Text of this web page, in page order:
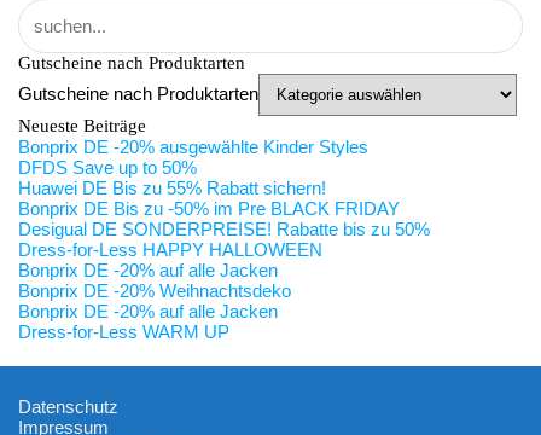
Gutscheine nach Produktarten
Gutscheine nach Produktarten
Neueste Beiträge
Bonprix DE -20% ausgewählte Kinder Styles
DFDS Save up to 50%
Huawei DE Bis zu 55% Rabatt sichern!
Bonprix DE Bis zu -50% im Pre BLACK FRIDAY
Desigual DE SONDERPREISE! Rabatte bis zu 50%
Dress-for-Less HAPPY HALLOWEEN
Bonprix DE -20% auf alle Jacken
Bonprix DE -20% Weihnachtsdeko
Bonprix DE -20% auf alle Jacken
Dress-for-Less WARM UP
Datenschutz
Impressum